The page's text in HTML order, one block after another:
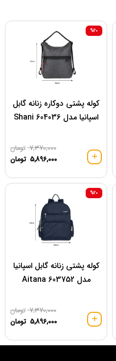
کوله پشتی دوکاره زنانه گابل
اسپانیا مدل 604036 Shani
%20
7,370,000 تومان
5,896,000 تومان
کوله پشتی زنانه گابل اسپانیا
مدل 603752 Aitana
%20
7,370,000 تومان
5,896,000 تومان